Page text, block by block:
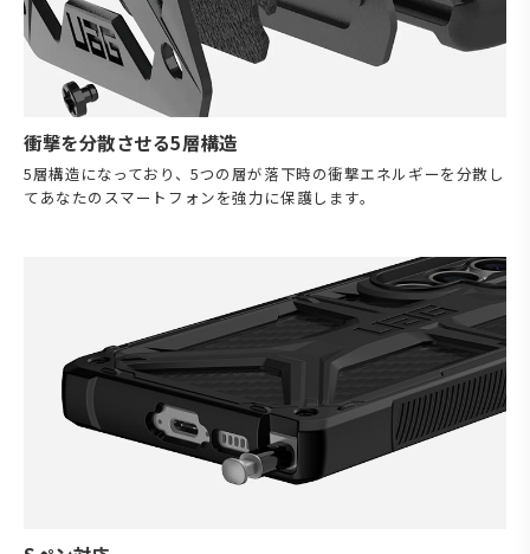
衝撃を分散させる5層構造
5層構造になっており、5つの層が落下時の衝撃エネルギーを分散し
てあなたのスマートフォンを強力に保護します。